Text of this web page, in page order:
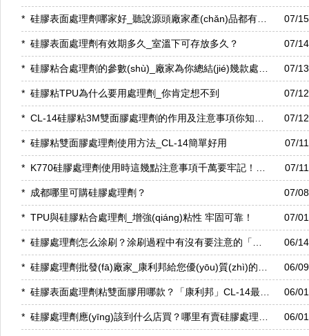
* 07/15
* 硅膠表面處理劑有效期多久_室溫下可存放多久？ 07/14
* 07/13
* 硅膠粘TPU為什么要用處理劑_你肯定想不到 07/12
* 07/12
* 硅膠粘雙面膠處理劑使用方法_CL-14簡單好用 07/11
* 07/11
* 成都哪里可購硅膠處理劑？ 07/08
* TPU與硅膠粘合處理劑_增強(qiáng)粘性 牢固可靠！ 07/01
* 06/14
* 06/09
* 06/01
* 06/01